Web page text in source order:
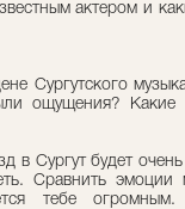
актером и
Сургутского
ощущения?
в Сургут будет
Сравнить
тебе